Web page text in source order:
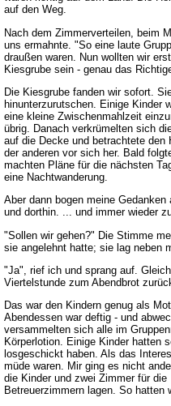
auf den Weg.
Nach dem Zimmerverteilen, beim
uns ermahnte. "So eine laute
draußen waren. Nun wollten wir
Kiesgrube sein - genau das
Die Kiesgrube fanden wir sofort.
hinunterzurutschen. Einige Kinder
eine kleine Zwischenmahlzeit
übrig. Danach verkrümelten sich
auf die Decke und betrachtete
der anderen vor sich her. Bald
machten Pläne für die nächsten
eine Nachtwanderung.
Aber dann bogen meine
und dorthin. ... und immer wieder
"Sollen wir gehen?" Die Stimme
sie angelehnt hatte; sie lag neben
"Ja", rief ich und sprang auf.
Viertelstunde zum Abendbrot
Das war den Kindern genug als
Abendessen war deftig - und
versammelten sich alle im
Körperlotion. Einige Kinder hatten
losgeschickt haben. Als das
müde waren. Mir ging es nicht
die Kinder und zwei Zimmer für
Betreuerzimmern lagen. So hatten